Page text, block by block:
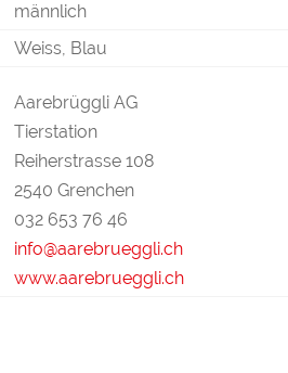
männlich
Weiss, Blau
Aarebrüggli AG
Tierstation
Reiherstrasse 108
2540 Grenchen
032 653 76 46
info@aarebrueggli.ch
www.aarebrueggli.ch